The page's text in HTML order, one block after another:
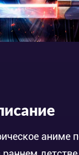
аниме